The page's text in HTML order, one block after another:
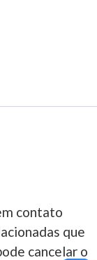
contato
que
cancelar o